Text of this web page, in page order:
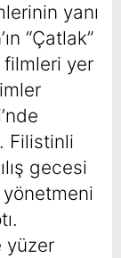
yanı
“Çatlak”
filmleri yer
Filistinli
gecesi
yüzer